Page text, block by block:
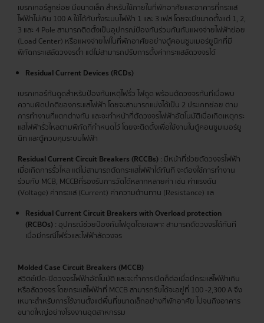
เบรกเกอร์ลูกย่อย มีขนาดเล็ก สำหรับใช้ภายในที่พักอาศัยและอาคารที่กระแส
ไฟฟ้าไม่เกิน 100 A ใช้ได้กับทั้งระบบไฟฟ้า 1 และ 3 เฟส โดยจะมีขนาดตั้งแต่ 1, 2,
3 และ 4 Pole สามารถติดตั้งเป็นอุปกรณ์ป้องกันร่วมกันกับแผงจ่ายไฟฟ้าย่อย
(Load Center) หรือแผงจ่ายไฟในที่พักอาศัยอย่างตู้คอนซูมเมอร์ยูนิทที่มี
พิกัดกระแสลัดวงจรต่ำ แต่ไม่สามารถปรับการตั้งค่ากระแสลัดวงจรได้
Residual Current Devices (RCDs)
เบรกเกอร์กันดูดสำหรับป้องกันเหตุไฟรั่ว ไฟดูด พร้อมตัดวงจรทันทีเมื่อพบ
ความผิดปกติของกระแสไฟฟ้า โดยจะสามารถแบ่งได้เป็น 2 ประเภทย่อย ตาม
การทำงานที่แตกต่างกัน และจะทำหน้าที่ตัดวงจรไฟฟ้าอัตโนมัติเมื่อเกิดเหตุกระ
แสไฟฟ้ารั่วไหลตามพิกัดที่กำหนดไว้ โดยจะติดตั้งเพื่อใช้งานในตู้คอนซูมเมอร์ยู
นิท และตู้ควบคุมระบบไฟฟ้า
Residual Current Circuit Breakers (RCCBs) : มีหน้าที่ช่วยตัดวงจรไฟฟ้า
เมื่อเกิดการรั่วไหล แต่ไม่สามารถตัดกระแสไฟฟ้าได้ทันที จะต้องใช้การทำงาน
ร่วมกับ MCB, MCCBที่รองรับการวัดได้หลากหลายค่า เช่น ค่าแรงดัน
(Voltage) ค่ากระแส (Current) ค่าความต้านทาน (Resistance) แล
Residual Current Circuit Breakers with Overload protection
(RCBOs) : อุปกรณ์ช่วยป้องกันไฟดูดโดยเฉพาะ สามารถตัดวงจรได้ทันที
เมื่อมีกรณีไฟรั่วและไฟฟ้าลัดวงจร
Molded Case Circuit Breakers (MCCB)
สวิตช์เปิด-ปิดวงจรไฟฟ้าอัตโนมัติ และจะทำการเปิดก็ต่อเมื่อมีกระแสไฟฟ้าเกิน
หรือลัดวงจร โดยกระแสไฟฟ้าที่ MCCB สามารถรับได้จะอยู่ที่ 100 -2,300 A จึง
เหมาะสำหรับการใช้งานตั้งแต่พื้นที่ขนาดเล็กอย่างที่พักอาศัย ไปจนถึงอาคาร
ขนาดใหญ่อย่างโรงงานอุตสาหกรรม